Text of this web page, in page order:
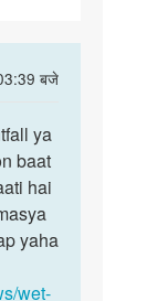
बजे
ya
baat
hai
yaha
wet-